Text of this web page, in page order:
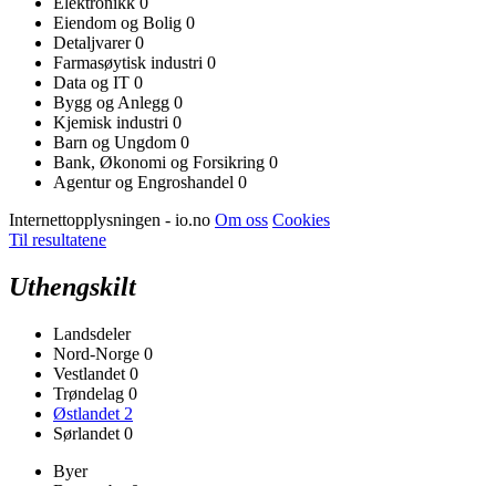
Eiendom og Bolig 0
Detaljvarer0
Farmasøytisk industri 0
Data og IT 0
Bygg og Anlegg 0
Kjemisk industri 0
Barn og Ungdom 0
Bank, Økonomi og Forsikring 0
Agentur og Engroshandel 0
Internettopplysningen - io.no Om oss Cookies
Til resultatene
Uthengskilt
Landsdeler
Nord-Norge 0
Vestlandet 0
Trøndelag 0
Østlandet 2
Sørlandet 0
Byer